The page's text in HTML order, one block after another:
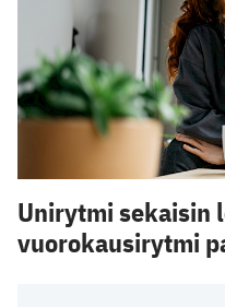
Unirytmi sekaisin
vuorokausirytmi